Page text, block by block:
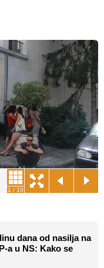
1 / 10
dana od nasilja na
a u NS: Kako se